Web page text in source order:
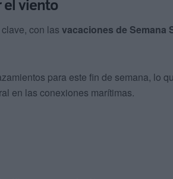
el viento
con las vacaciones de Semana
para este fin de semana, lo
en las conexiones marítimas.